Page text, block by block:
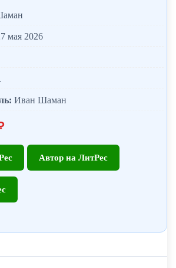
мая 2026
Иван Шаман
Автор на ЛитРес